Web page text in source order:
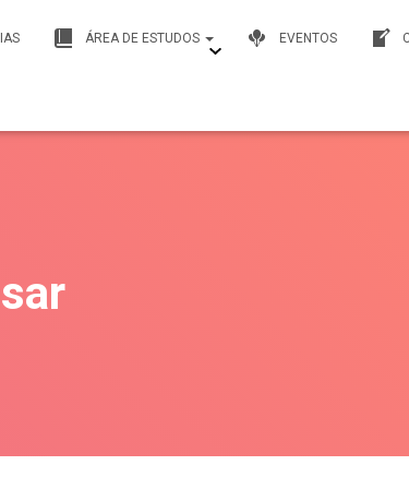
ÁREA DE ESTUDOS EVENTOS